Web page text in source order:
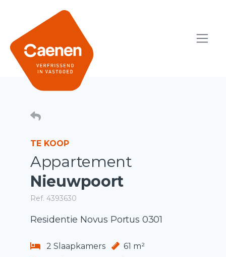
TE KOOP
Appartement
Nieuwpoort
Ref. 4393630
Residentie Novus Portus 0301
2 Slaapkamers
61 m²